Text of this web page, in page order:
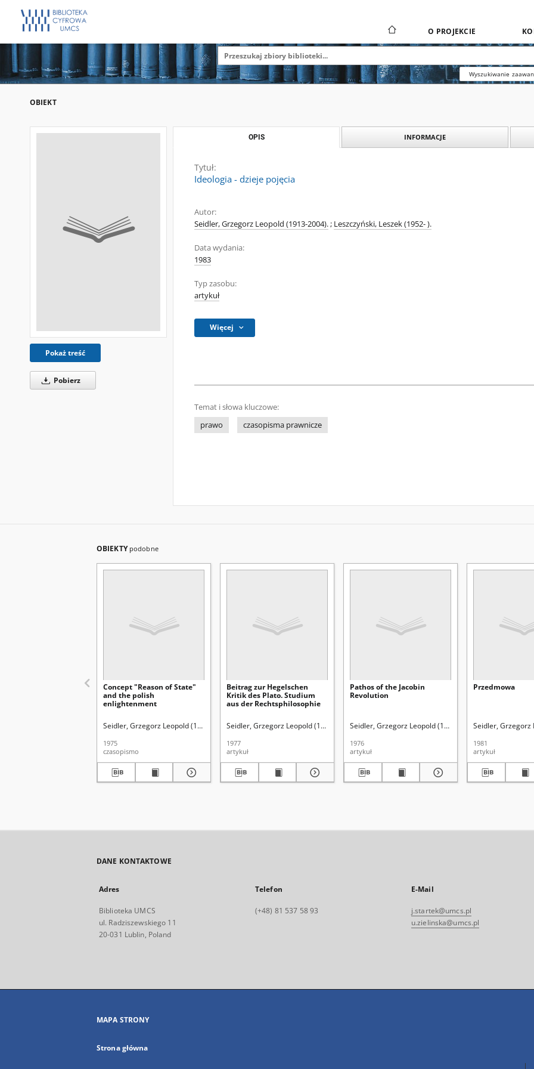
O PROJEKCIE
Wyszukiwanie
OBIEKT
Pokaż treść
Pobierz
OPIS INFORMACJE
Tytuł:
Ideologia - dzieje pojęcia
Autor:
Seidler, Grzegorz Leopold (1913-2004).; Leszczyński, Leszek (1952- ).
Data wydania:
1983
Typ zasobu:
artykuł
Więcej
Temat i słowa kluczowe:
prawo
czasopisma prawnicze
OBIEKTY podobne
Concept "Reason of State"
and the polish
enlightenment
Seidler, Grzegorz Leopold (1913-2004). Skrzydło, Wiesław (1929- ). Redaktor Uniwersytet Marii Curie-Skłodowskiej (Lublin).
1975
czasopismo
Beitrag zur Hegelschen
Kritik des Plato. Studium
aus der Rechtsphilosophie
Seidler, Grzegorz Leopold (1913-2004). Skrzydło, Wiesław (1929- ). Redaktor Uniwersytet
1977
artykuł
Pathos of the Jacobin
Revolution
Seidler, Grzegorz Leopold (1913-2004). Skrzydło,
1976
artykuł
Przedmowa
Seidler, Grzegorz
1981
artykuł
DANE KONTAKTOWE
Adres
Biblioteka UMCS
ul. Radziszewskiego 11
20-031 Lublin, Poland
Telefon
(+48) 81 537 58 93
E-Mail
j.startek@umcs.pl
u.zielinska@umcs.pl
MAPA STRONY
Strona główna